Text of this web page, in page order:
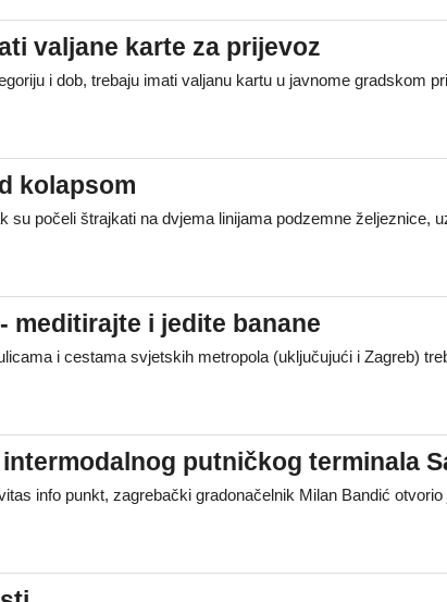
valjane karte za prijevoz
i dob, trebaju imati valjanu kartu u javnome gradskom
kolapsom
su počeli štrajkati na dvjema linijama podzemne
meditirajte i jedite banane
i cestama svjetskih metropola (uključujući i Zagreb)
putničkog terminala
info punkt, zagrebački gradonačelnik Milan Bandić